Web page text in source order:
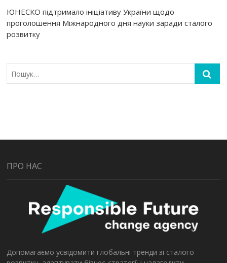
ЮНЕСКО підтримало ініціативу України щодо
проголошення Міжнародного дня науки заради сталого
розвитку
ПРО НАС
Допомагаємо усвідомити глобальні тренди зі сталого